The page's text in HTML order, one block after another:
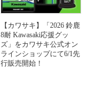
【カワサキ】「2026 鈴鹿
8耐 Kawasaki応援グッ
ズ」をカワサキ公式オン
ラインショップにて6/1先
行販売開始！